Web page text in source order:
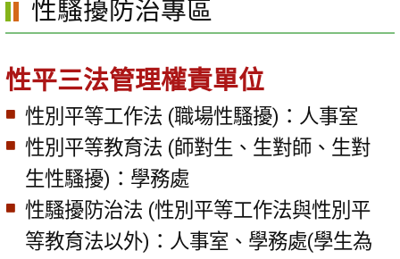
內
容
區
性騷擾防治專區
性平三法管理權責單位
性別平等工作法 (職場性騷擾)：人事室
性別平等教育法 (師對生、生對師、生對
生性騷擾)：學務處
性騷擾防治法 (性別平等工作法與性別平
等教育法以外)：人事室、學務處(學生為